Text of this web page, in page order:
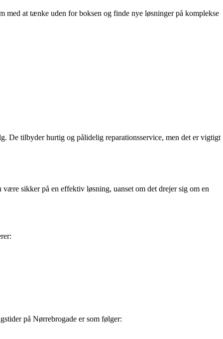
med at tænke uden for boksen og finde nye løsninger på komplekse
De tilbyder hurtig og pålidelig reparationsservice, men det er vigtigt
sikker på en effektiv løsning, uanset om det drejer sig om en
på Nørrebrogade er som følger: